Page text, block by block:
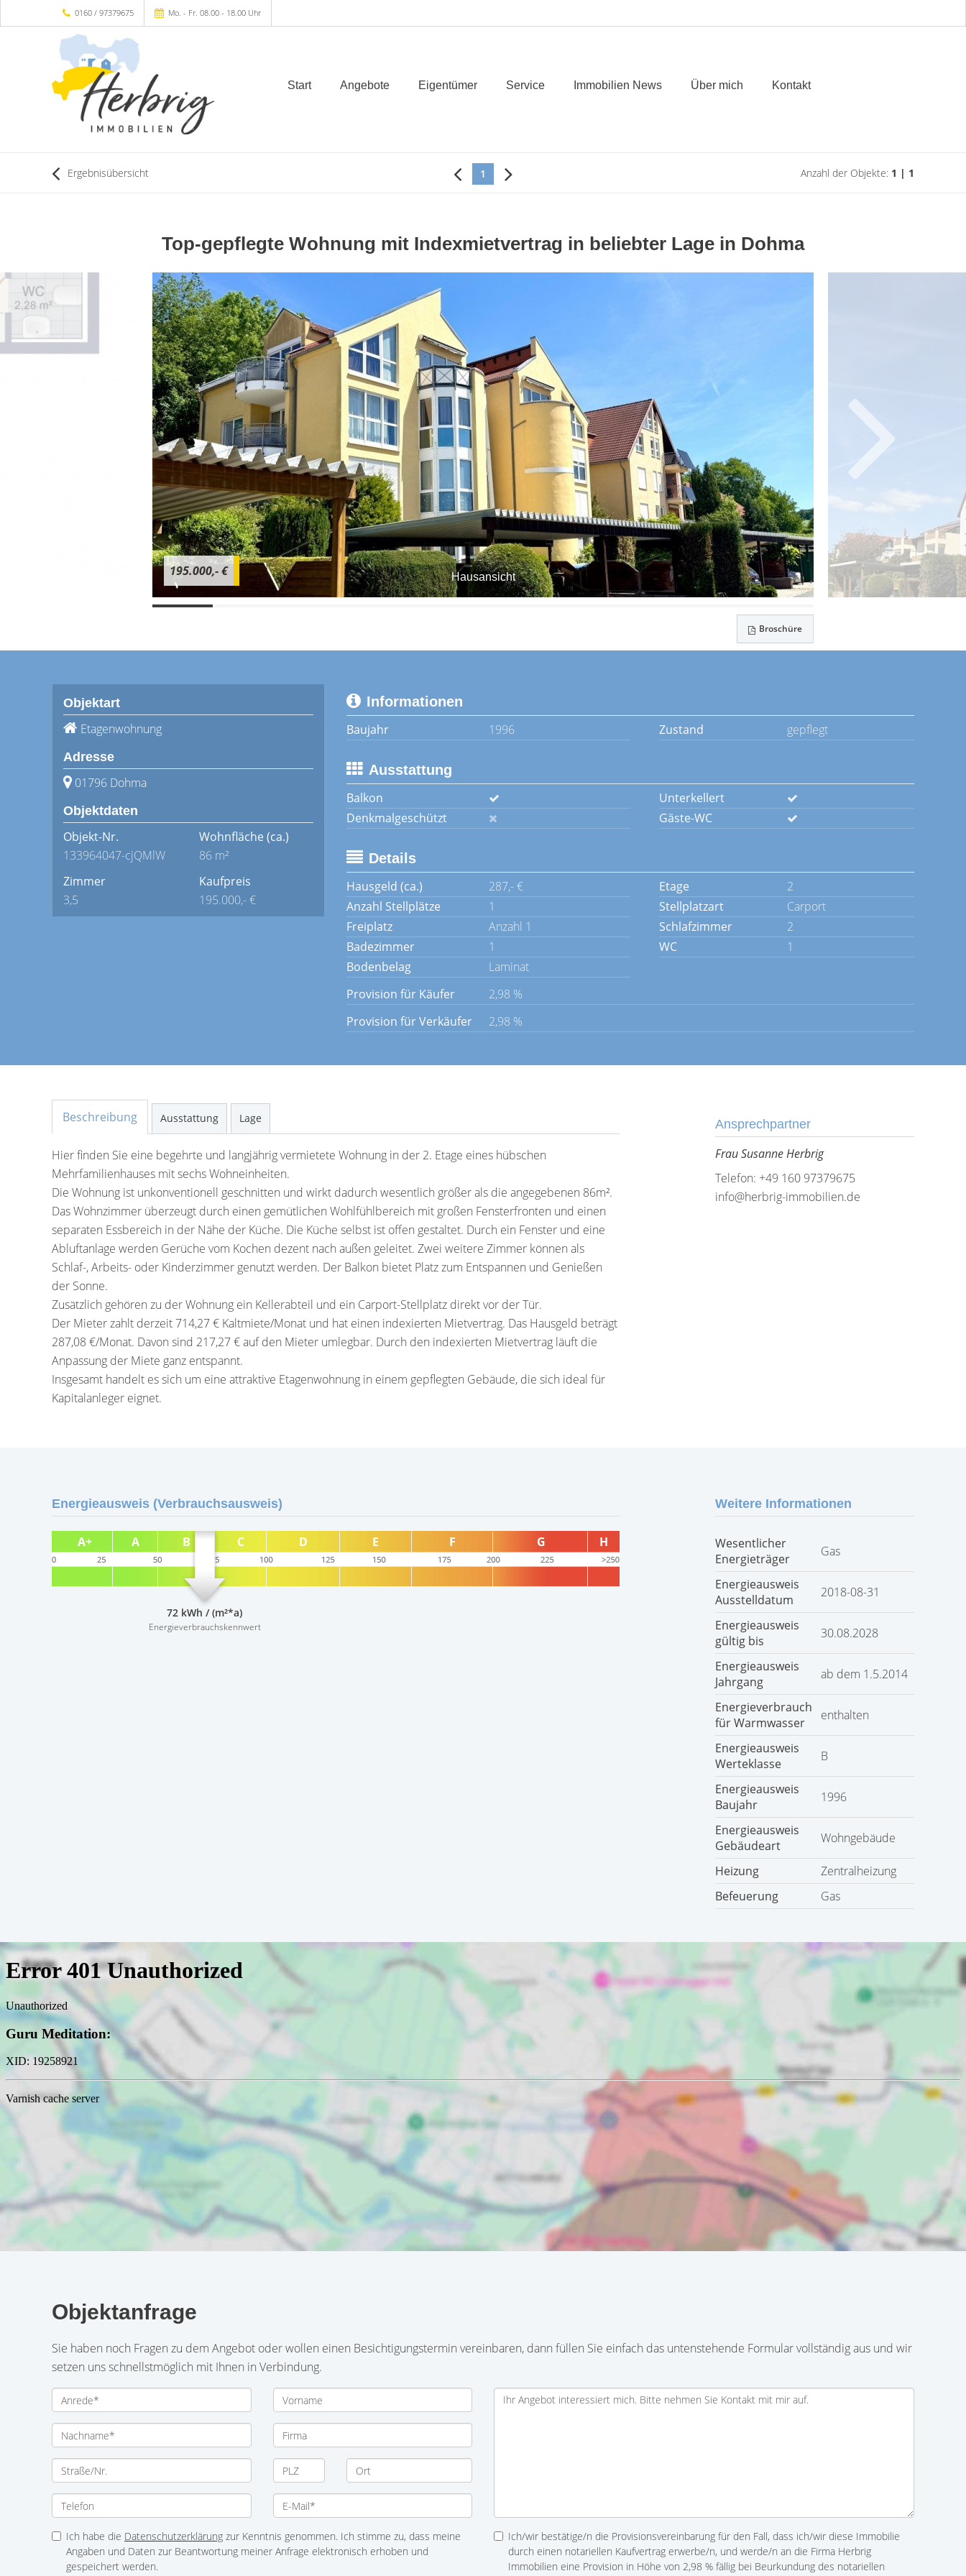
0160 / 97379675 Mo. - Fr. 08.00 - 18.00 Uhr
Start Angebote Eigentümer Service Immobilien News Über mich Kontakt
Ergebnisübersicht 1 Anzahl der Objekte: 1 | 1
Top-gepflegte Wohnung mit Indexmietvertrag in beliebter Lage in Dohma
Hausansicht
195.000,- €
Broschüre
Objektart
Etagenwohnung
Adresse
01796 Dohma
Objektdaten
Objekt-Nr.
133964047-cjQMlW
Wohnfläche (ca.)
86 m²
Zimmer
3,5
Kaufpreis
195.000,- €
Informationen
Baujahr
1996 Zustand gepflegt
Ausstattung
Balkon
Unterkellert
Denkmalgeschützt
Gäste-WC
Details
Hausgeld (ca.)
287,- € Etage
2
Anzahl Stellplätze
1 Stellplatzart
Carport
Freiplatz
Anzahl 1 Schlafzimmer
2
Badezimmer
1 WC
1
Bodenbelag
Laminat
Provision für Käufer
2,98 %
Provision für Verkäufer
2,98 %
Beschreibung Ausstattung Lage
Hier finden Sie eine begehrte und langjährig vermietete Wohnung in der 2. Etage eines hübschen
Mehrfamilienhauses mit sechs Wohneinheiten.
Die Wohnung ist unkonventionell geschnitten und wirkt dadurch wesentlich größer als die angegebenen 86m².
Das Wohnzimmer überzeugt durch einen gemütlichen Wohlfühlbereich mit großen Fensterfronten und einen
separaten Essbereich in der Nähe der Küche. Die Küche selbst ist offen gestaltet. Durch ein Fenster und eine
Abluftanlage werden Gerüche vom Kochen dezent nach außen geleitet. Zwei weitere Zimmer können als
Schlaf-, Arbeits- oder Kinderzimmer genutzt werden. Der Balkon bietet Platz zum Entspannen und Genießen
der Sonne.
Zusätzlich gehören zu der Wohnung ein Kellerabteil und ein Carport-Stellplatz direkt vor der Tür.
Der Mieter zahlt derzeit 714,27 € Kaltmiete/Monat und hat einen indexierten Mietvertrag. Das Hausgeld beträgt
287,08 €/Monat. Davon sind 217,27 € auf den Mieter umlegbar. Durch den indexierten Mietvertrag läuft die
Anpassung der Miete ganz entspannt.
Insgesamt handelt es sich um eine attraktive Etagenwohnung in einem gepflegten Gebäude, die sich ideal für
Kapitalanleger eignet.
Ansprechpartner
Frau Susanne Herbrig
Telefon: +49 160 97379675
info@herbrig-immobilien.de
Energieausweis (Verbrauchsausweis)
72 kWh / (m²*a)
Energieverbrauchskennwert
Weitere Informationen
Wesentlicher
Energieträger
Gas
Energieausweis
Ausstelldatum
2018-08-31
Energieausweis
gültig bis
30.08.2028
Energieausweis
Jahrgang
ab dem 1.5.2014
Energieverbrauch
für Warmwasser
enthalten
Energieausweis
Werteklasse
B
Energieausweis
Baujahr
1996
Energieausweis
Gebäudeart
Wohngebäude
Heizung
Zentralheizung
Befeuerung
Gas
Objektanfrage
Sie haben noch Fragen zu dem Angebot oder wollen einen Besichtigungstermin vereinbaren, dann füllen Sie einfach das untenstehende Formular vollständig aus und wir
setzen uns schnellstmöglich mit Ihnen in Verbindung.
Ich habe die Datenschutzerklärung zur Kenntnis genommen. Ich stimme zu, dass meine
Angaben und Daten zur Beantwortung meiner Anfrage elektronisch erhoben und
gespeichert werden.
Ich/wir bestätige/n die Provisionsvereinbarung für den Fall, dass ich/wir diese Immobilie
durch einen notariellen Kaufvertrag erwerbe/n, und werde/n an die Firma Herbrig
Immobilien eine Provision in Höhe von 2,98 % fällig bei Beurkundung des notariellen